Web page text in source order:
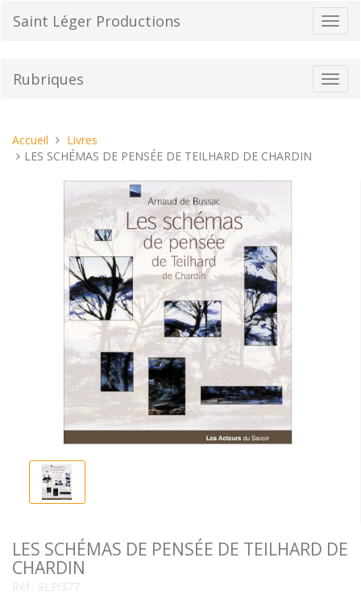
la
Saint Léger Productions
la
Rubriques
Vous
êtes
Accueil
Livres
LES SCHÉMAS DE PENSÉE DE TEILHARD DE CHARDIN
LES SCHÉMAS DE PENSÉE DE TEILHARD DE
CHARDIN
Réf.: SLPl377